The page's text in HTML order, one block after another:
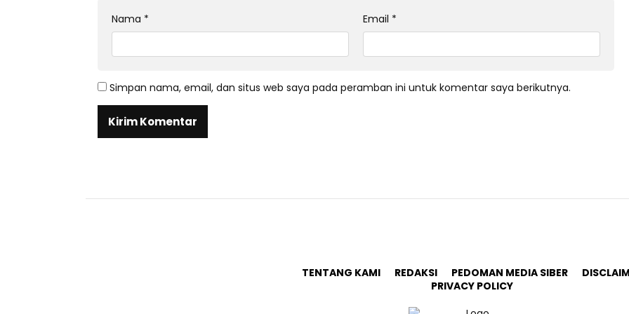
Nama * Email *
Simpan nama, email, dan situs web saya pada peramban ini untuk komentar saya berikutnya.
TENTANG KAMI REDAKSI PEDOMAN MEDIA SIBER
PRIVACY POLICY